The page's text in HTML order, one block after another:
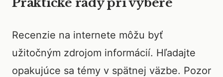
Recenzie na internete môžu byť
užitočným zdrojom informácií. Hľadajte
opakujúce sa témy v spätnej väzbe. Pozor